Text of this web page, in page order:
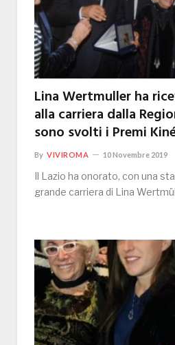
Lina Wertmuller ha
alla carriera dalla
sono svolti i Premi
By VIVIROMA 10 Novembre 2019
Il Lazio ha onorato, con una
grande carriera di Lina